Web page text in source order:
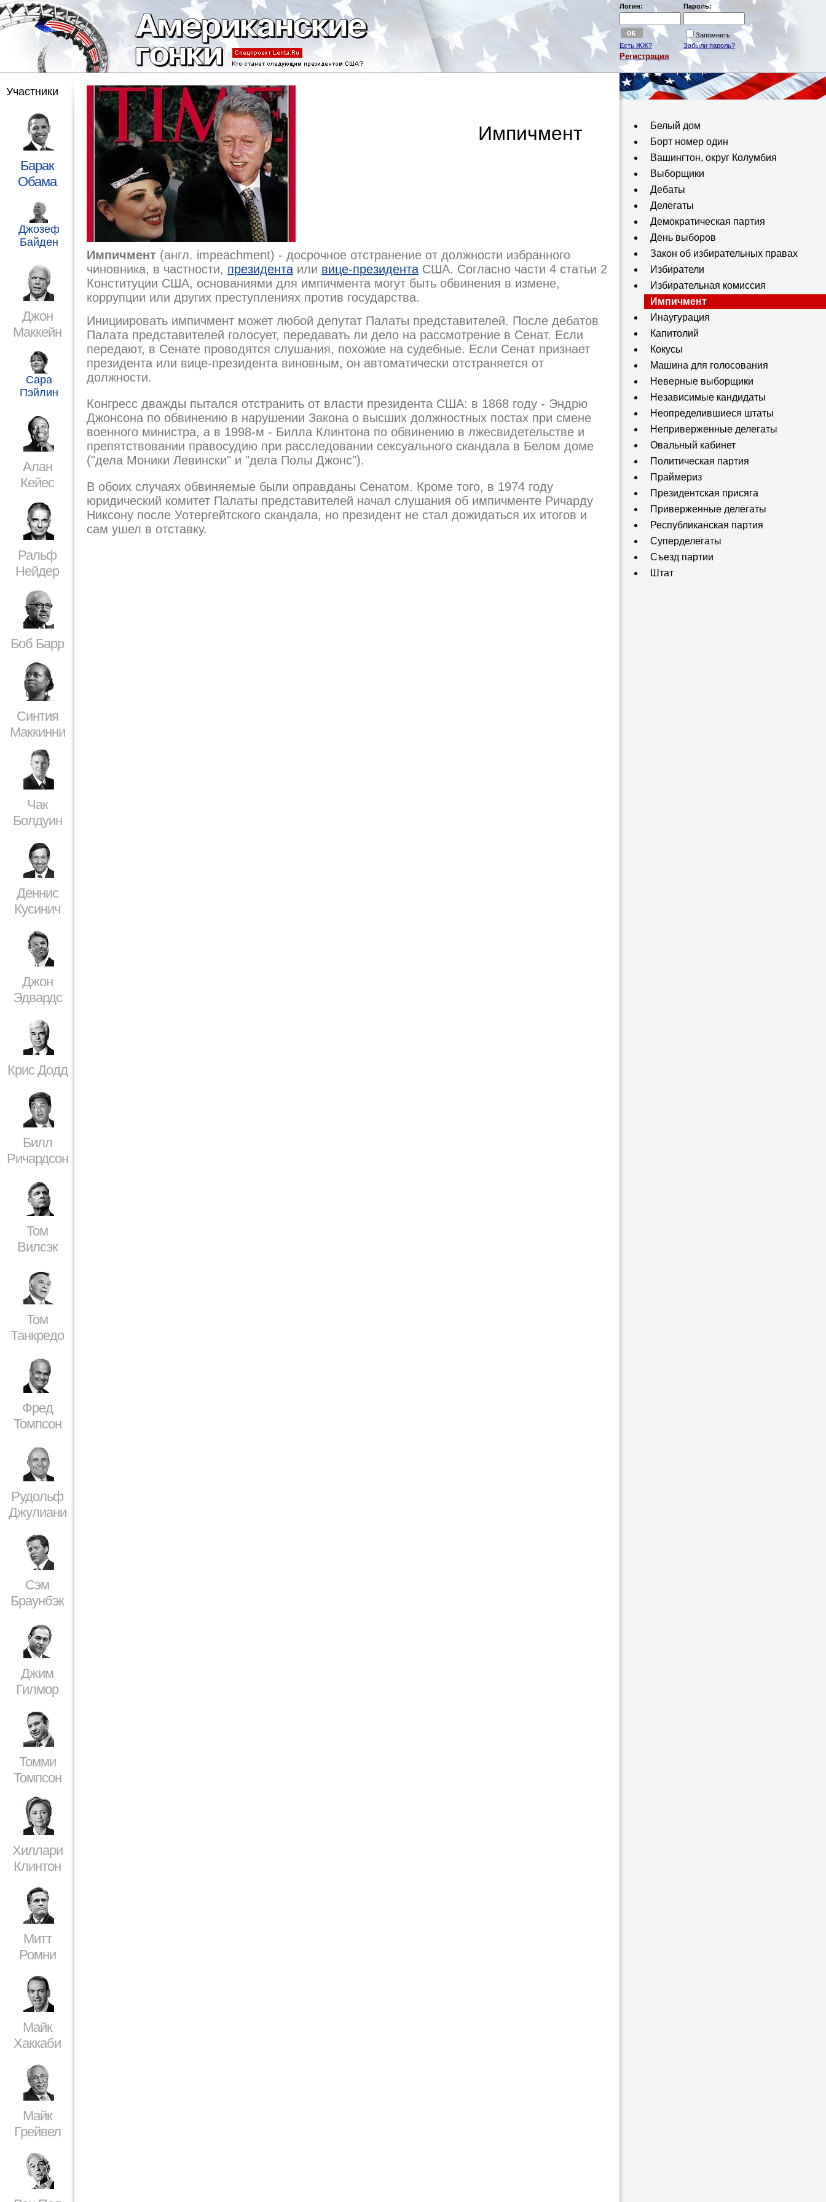
Логин: Пароль:
Запомнить
Есть ЖЖ?
Забыли пароль?
Регистрация
Участники
Барак
Обама
Джозеф
Байден
Джон
Маккейн
Сара
Пэйлин
Алан
Кейес
Ральф
Нейдер
Боб Барр
Синтия
Маккинни
Чак
Болдуин
Деннис
Кусинич
Джон
Эдвардс
Крис Додд
Билл
Ричардсон
Том
Вилсэк
Том
Танкредо
Фред
Томпсон
Рудольф
Джулиани
Сэм
Браунбэк
Джим
Гилмор
Томми
Томпсон
Хиллари
Клинтон
Митт
Ромни
Майк
Хаккаби
Майк
Грейвел
Импичмент
Импичмент (англ. impeachment) - досрочное отстранение от должности избранного
чиновника, в частности, президента или вице-президента США. Согласно части 4 статьи 2
Конституции США, основаниями для импичмента могут быть обвинения в измене,
коррупции или других преступлениях против государства.
Инициировать импичмент может любой депутат Палаты представителей. После дебатов
Палата представителей голосует, передавать ли дело на рассмотрение в Сенат. Если
передают, в Сенате проводятся слушания, похожие на судебные. Если Сенат признает
президента или вице-президента виновным, он автоматически отстраняется от
должности.
Конгресс дважды пытался отстранить от власти президента США: в 1868 году - Эндрю
Джонсона по обвинению в нарушении Закона о высших должностных постах при смене
военного министра, а в 1998-м - Билла Клинтона по обвинению в лжесвидетельстве и
препятствовании правосудию при расследовании сексуального скандала в Белом доме
("дела Моники Левински" и "дела Полы Джонс").
В обоих случаях обвиняемые были оправданы Сенатом. Кроме того, в 1974 году
юридический комитет Палаты представителей начал слушания об импичменте Ричарду
Никсону после Уотергейтского скандала, но президент не стал дожидаться их итогов и
сам ушел в отставку.
Белый дом
Борт номер один
Вашингтон, округ Колумбия
Выборщики
Дебаты
Делегаты
Демократическая партия
День выборов
Закон об избирательных правах
Избиратели
Избирательная комиссия
Импичмент
Инаугурация
Капитолий
Кокусы
Машина для голосования
Неверные выборщики
Независимые кандидаты
Неопределившиеся штаты
Неприверженные делегаты
Овальный кабинет
Политическая партия
Праймериз
Президентская присяга
Приверженные делегаты
Республиканская партия
Суперделегаты
Съезд партии
Штат